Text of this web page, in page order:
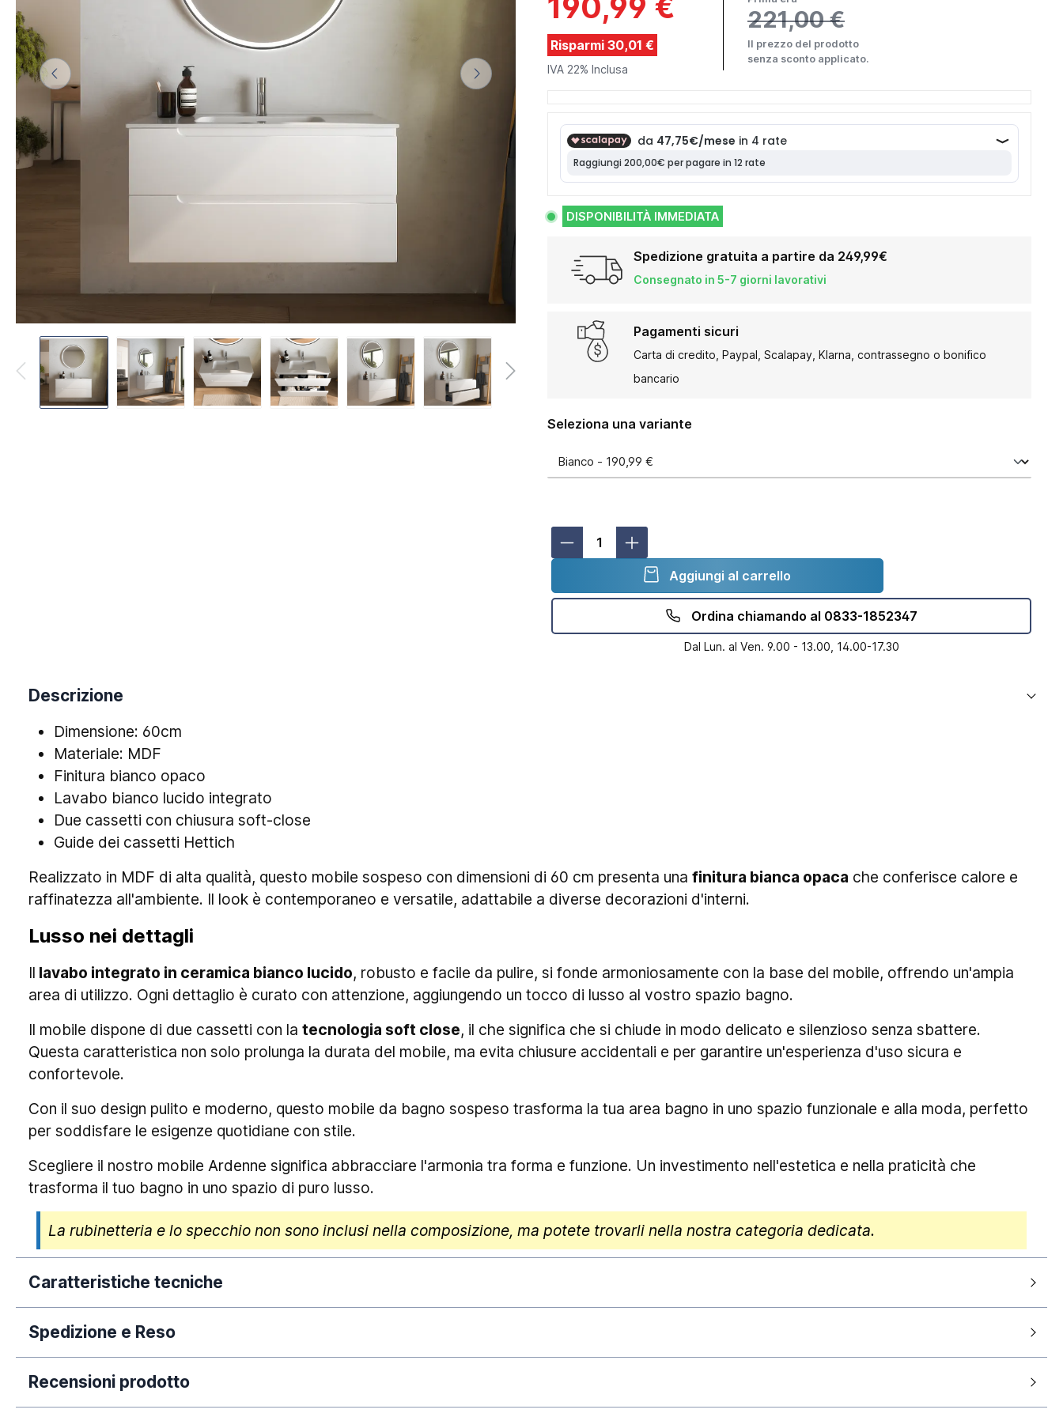
Risparmi 30,01 €
221,00 €
Il prezzo del prodotto
senza sconto applicato.
IVA 22% Inclusa
DISPONIBILITÀ IMMEDIATA
Spedizione gratuita a partire da 249,99€
Consegnato in 5-7 giorni lavorativi
Pagamenti sicuri
Carta di credito, Paypal, Scalapay, Klarna, contrassegno o bonifico
bancario
Seleziona una variante
Aggiungi al carrello
Ordina chiamando al 0833-1852347
Dal Lun. al Ven. 9.00 - 13.00, 14.00-17.30
Descrizione
Dimensione: 60cm
Materiale: MDF
Finitura bianco opaco
Lavabo bianco lucido integrato
Due cassetti con chiusura soft-close
Guide dei cassetti Hettich
Realizzato in MDF di alta qualità, questo mobile sospeso con dimensioni di 60 cm presenta una finitura bianca opaca che conferisce calore e
raffinatezza all'ambiente. Il look è contemporaneo e versatile, adattabile a diverse decorazioni d'interni.
Lusso nei dettagli
Il lavabo integrato in ceramica bianco lucido, robusto e facile da pulire, si fonde armoniosamente con la base del mobile, offrendo un'ampia
area di utilizzo. Ogni dettaglio è curato con attenzione, aggiungendo un tocco di lusso al vostro spazio bagno.
Il mobile dispone di due cassetti con la tecnologia soft close, il che significa che si chiude in modo delicato e silenzioso senza sbattere.
Questa caratteristica non solo prolunga la durata del mobile, ma evita chiusure accidentali e per garantire un'esperienza d'uso sicura e
confortevole.
Con il suo design pulito e moderno, questo mobile da bagno sospeso trasforma la tua area bagno in uno spazio funzionale e alla moda, perfetto
per soddisfare le esigenze quotidiane con stile.
Scegliere il nostro mobile Ardenne significa abbracciare l'armonia tra forma e funzione. Un investimento nell'estetica e nella praticità che
trasforma il tuo bagno in uno spazio di puro lusso.
La rubinetteria e lo specchio non sono inclusi nella composizione, ma potete trovarli nella nostra categoria dedicata.
Caratteristiche tecniche
Dimensione:
Finitura lavabo:
Fissaggio: A muro - incluso
Spedizione e Reso
dall'avvenuto pagamento. Si rende necessario chiarire che i
puramente orientativi, poiché legati a fatti circostanziali. Eventi quali, ad esempio, l'elevato traffico di merci sul territorio nazionale in particolari
Recensioni prodotto